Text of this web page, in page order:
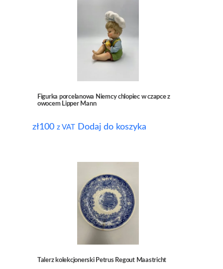
Figurka porcelanowa Niemcy chlopiec w czapce z
owocem Lipper Mann
zł100 z VAT Dodaj do koszyka
Talerz kolekcjonerski Petrus Regout Maastricht